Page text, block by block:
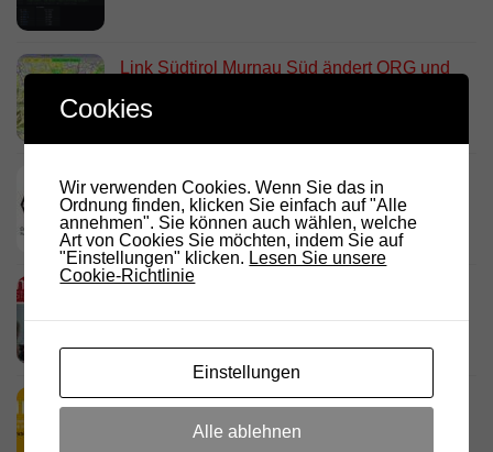
Link Südtirol Murnau Süd ändert QRG und
23. JULI 2026
DARC Rundspruch 29/2026
23. JULI 2026
D.R.C. in den Medien – Meraner
HamRadio Friedrichshafen 2026
11. JULI 2026
Cookies
Wir verwenden Cookies. Wenn Sie das in
Ordnung finden, klicken Sie einfach auf "Alle
annehmen". Sie können auch wählen, welche
Art von Cookies Sie möchten, indem Sie auf
"Einstellungen" klicken. Lesen Sie unsere
Cookie-Richtlinie
Einstellungen
Alle ablehnen